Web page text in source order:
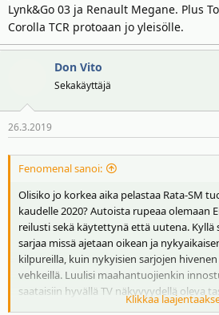
Lynk&Go 03 ja Renault Megane. Plus
Corolla TCR protoaan jo yleisölle.
Don Vito
Sekakäyttäjä
26.3.2019
Fenomenal sanoi:
Olisiko jo korkea aika pelastaa Rata-SM
kaudelle 2020? Autoista rupeaa olemaan
reilusti sekä käytettynä että uutena.
sarjaa missä ajetaan oikean ja
kilpureilla, kuin nykyisien sarjojen
vehkeillä. Luulisi maahantuojienkin
saataisiin hyvällä TV näkyvyydellä oleva
mallitarjontaa kyllä piisaa:
Klikkaa